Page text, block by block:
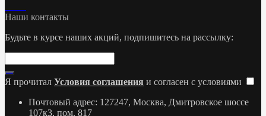
Наши контакты
Будьте в курсе наших акций, подпишитесь на рассылку:
Я прочитал Условия соглашения и согласен с условиями
Почтовый адрес: 127247, Москва, Дмитровское шоссе
107к3, пом. 817